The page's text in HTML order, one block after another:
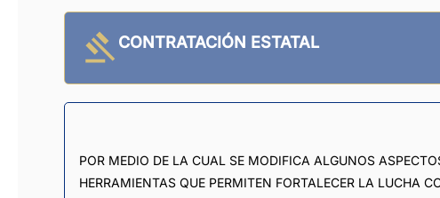
CONTRATACIÓN ESTATAL
POR MEDIO DE LA CUAL SE MODIFICA ALGUNOS
HERRAMIENTAS QUE PERMITEN FORTALECER LA LUCHA